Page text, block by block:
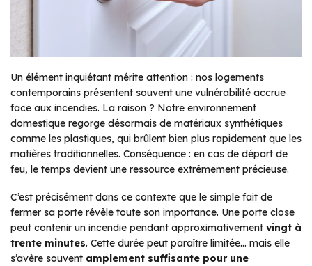
Un élément inquiétant mérite attention : nos logements
contemporains présentent souvent une vulnérabilité accrue
face aux incendies. La raison ? Notre environnement
domestique regorge désormais de matériaux synthétiques
comme les plastiques, qui brûlent bien plus rapidement que les
matières traditionnelles. Conséquence : en cas de départ de
feu, le temps devient une ressource extrêmement précieuse.
C’est précisément dans ce contexte que le simple fait de
fermer sa porte révèle toute son importance. Une porte close
peut contenir un incendie pendant approximativement vingt à
trente minutes. Cette durée peut paraître limitée… mais elle
s’avère souvent amplement suffisante pour une